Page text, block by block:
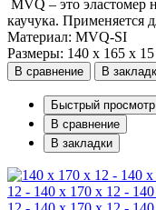
MVQ – это эластомер
каучука. Применяется
Материал: MVQ-SI
Размеры: 140 x 165 x 15
В сравнение В
Быстрый просмотр
В сравнение
В закладки